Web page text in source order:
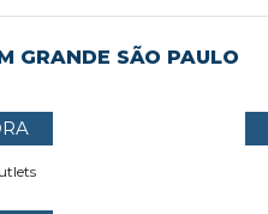
GRANDE SÃO PAULO